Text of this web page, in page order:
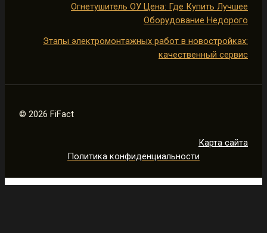
Огнетушитель ОУ Цена: Где Купить Лучшее
Оборудование Недорого
Этапы электромонтажных работ в новостройках:
качественный сервис
© 2026 FiFact
Карта сайта
Политика конфиденциальности